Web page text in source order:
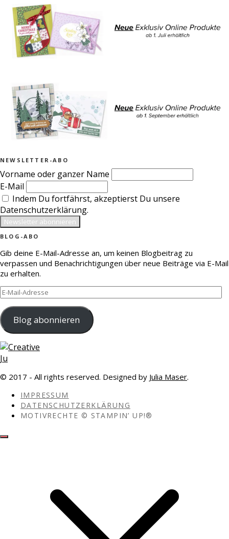
NEWSLETTER-ABO
Vorname oder ganzer Name
E-Mail
Indem Du fortfährst, akzeptierst Du unsere
Datenschutzerklärung.
BLOG-ABO
Gib deine E-Mail-Adresse an, um keinen Blogbeitrag zu
verpassen und Benachrichtigungen über neue Beiträge via E-Mail
zu erhalten.
E-
Mail-
Adresse
Blog abonnieren
© 2017 - All rights reserved. Designed by Julia Maser.
IMPRESSUM
DATENSCHUTZERKLÄRUNG
MOTIVRECHTE © STAMPIN’ UP!®